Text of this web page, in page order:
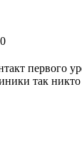
первого
так